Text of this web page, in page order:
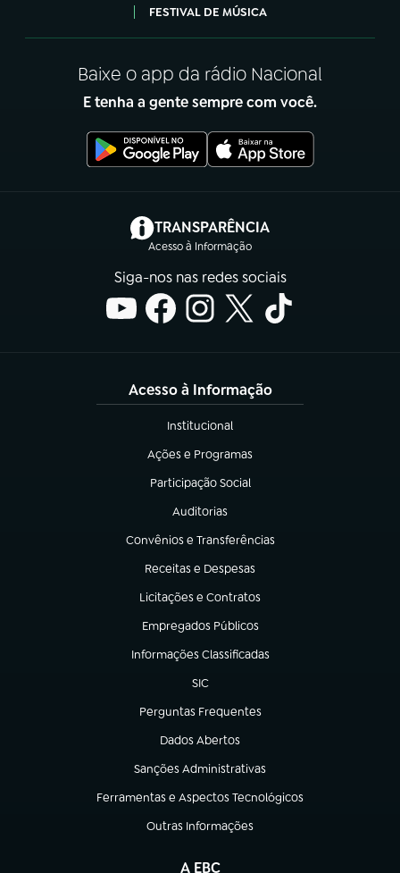
FESTIVAL DE MÚSICA
Baixe o app da rádio Nacional
E tenha a gente sempre com você.
TRANSPARÊNCIA
Acesso à Informação
(abre em nova aba)
Siga-nos nas redes sociais
Acesso à Informação
Institucional
(abre em nova aba)
Ações e Programas
(abre em nova aba)
Participação Social
(abre em nova aba)
Auditorias
(abre em nova aba)
Convênios e Transferências
(abre em nova aba)
Receitas e Despesas
(abre em nova aba)
Licitações e Contratos
(abre em nova aba)
Empregados Públicos
(abre em nova aba)
Informações Classificadas
(abre em nova aba)
SIC
(abre em nova aba)
Perguntas Frequentes
(abre em nova aba)
Dados Abertos
(abre em nova aba)
Sanções Administrativas
(abre em nova aba)
Ferramentas e Aspectos Tecnológicos
(abre em nova aba)
Outras Informações
(abre em nova aba)
A EBC